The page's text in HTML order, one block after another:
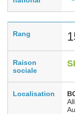
Rang
Raison
sociale
Localisation